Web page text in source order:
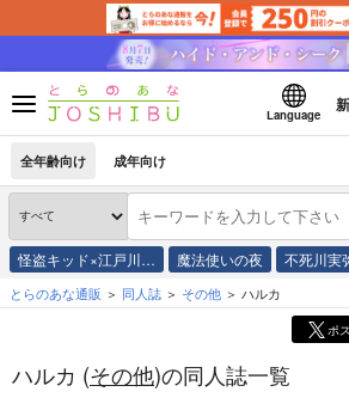
Language
全年齢向け 成年向け
怪盗キッド×江戸川… 魔法使いの夜 不死川実
とらのあな通販 同人誌 その他 ハルカ
ポ
ハルカ (その他)の同人誌一覧